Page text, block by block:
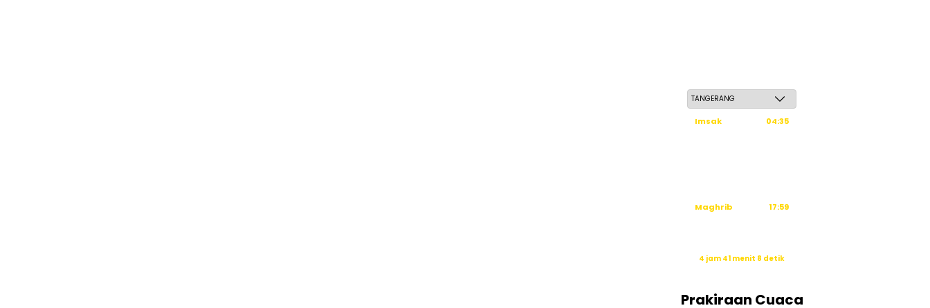
Imsak
04:35
Maghrib
17:59
4 jam 41 menit 7 detik
Prakiraan Cuaca